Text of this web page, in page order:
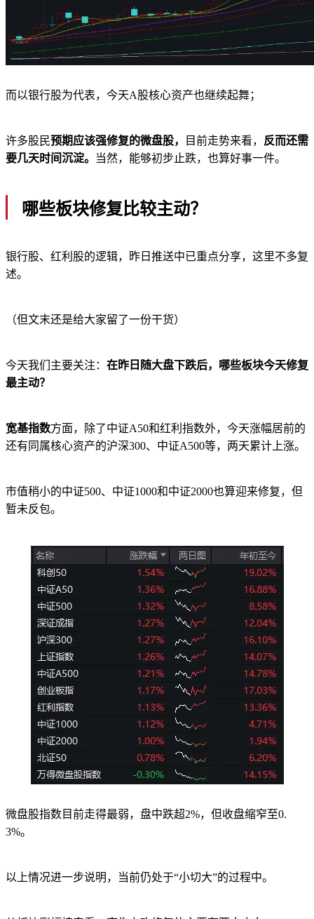
而以银行股为代表，今天A股核心资产也继续起舞；
许多股民预期应该强修复的微盘股， 目前走势来看， 反而还需
要几天时间沉淀。
当然，能够初步止跌，也算好事一件。
哪些板块修复比较主动？
银行股、红利股的逻辑，昨日推送中已重点分享，这里不多复
述。
（但文末还是给大家留了一份干货）
今天我们主要关注： 在昨日随大盘下跌后，哪些板块今天修复
最主动？
宽基指数方面，除了中证A50和红利指数外，今天涨幅居前的
还有同属核心资产的沪深300、中证A500等，两天累计上涨。
市值稍小的中证500、中证1000和中证2000也算迎来修复，但
暂未反包。
微盘股指数目前走得最弱，盘中跌超2%，但收盘缩窄至0.
3%。
以上情况进一步说明，当前仍处于“小切大”的过程中。